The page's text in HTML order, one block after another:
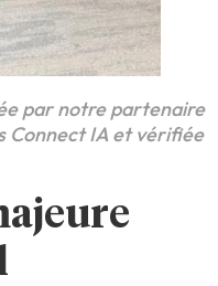
par notre partenaire
Connect IA et vérifiée